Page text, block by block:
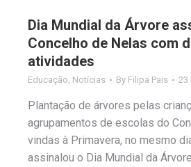
Dia Mundial da Árvore
Concelho de Nelas com
atividades
Educação, Notícias By Filipa Pais 23
Plantação de árvores pelas
agrupamentos de escolas do
vindas à Primavera, no mesmo
assinalou o Dia Mundial da